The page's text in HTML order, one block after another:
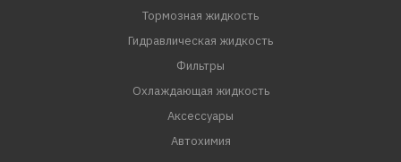
Тормозная жидкость
Гидравлическая жидкость
Фильтры
Охлаждающая жидкость
Аксессуары
Автохимия